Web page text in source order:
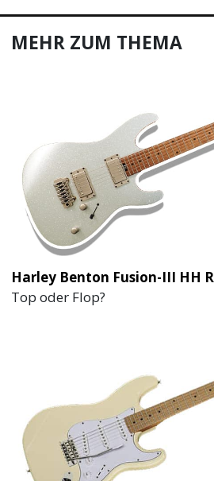
MEHR ZUM THEMA
Harley Benton Fusion-III HH
Top oder Flop?